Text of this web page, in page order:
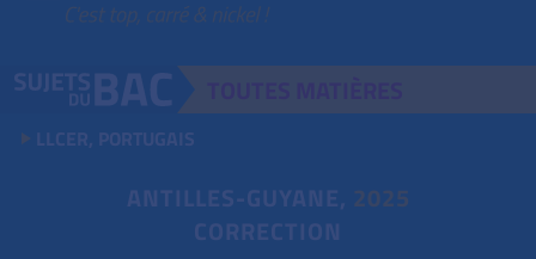
LLCER, PORTUGAIS
ANTILLES-GUYANE, 2025
CORRECTION